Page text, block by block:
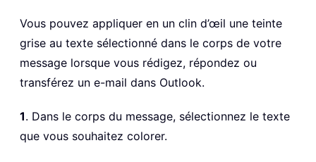
Vous pouvez appliquer en un clin d’œil une teinte
grise au texte sélectionné dans le corps de votre
message lorsque vous rédigez, répondez ou
transférez un e-mail dans Outlook.
1. Dans le corps du message, sélectionnez le texte
que vous souhaitez colorer.